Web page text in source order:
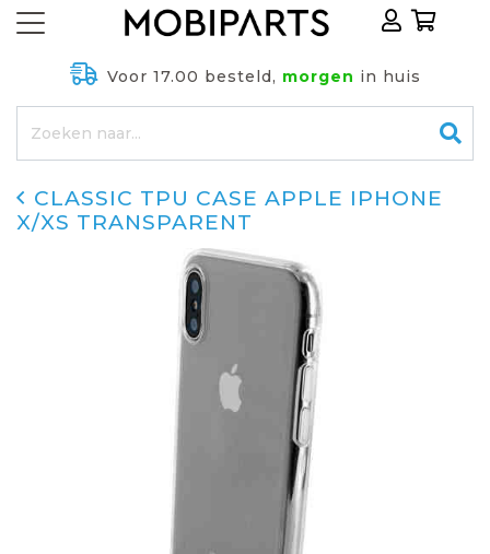
Voor 17.00 besteld, morgen in huis
CLASSIC TPU CASE APPLE IPHONE
X/XS TRANSPARENT